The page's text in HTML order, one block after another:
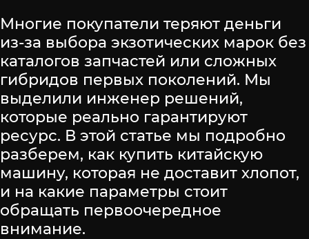
Многие покупатели теряют деньги
из-за выбора экзотических марок без
каталогов запчастей или сложных
гибридов первых поколений. Мы
выделили инженер решений,
которые реально гарантируют
ресурс. В этой статье мы подробно
разберем, как купить китайскую
машину, которая не доставит хлопот,
и на какие параметры стоит
обращать первоочередное
внимание.